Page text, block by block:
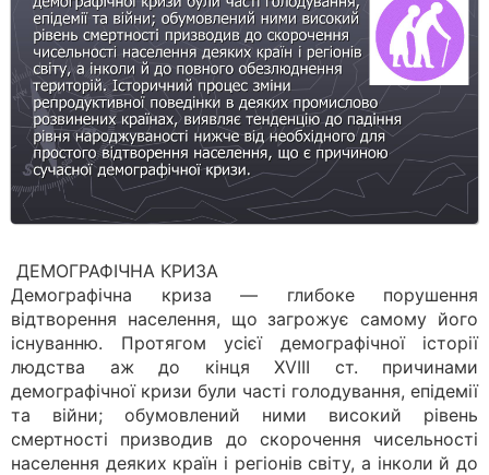
ДЕМОГРАФІЧНА КРИЗА
Демографічна криза — глибоке порушення
відтворення населення, що загрожує самому його
існуванню. Протягом усієї демографічної історії
людства аж до кінця XVIII ст. причинами
демографічної кризи були часті голодування, епідемії
та війни; обумовлений ними високий рівень
смертності призводив до скорочення чисельності
населення деяких країн і регіонів світу, а інколи й до